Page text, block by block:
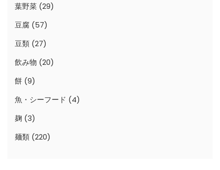
葉野菜 (29)
豆腐 (57)
豆類 (27)
飲み物 (20)
餅 (9)
魚・シーフード (4)
麹 (3)
麺類 (220)